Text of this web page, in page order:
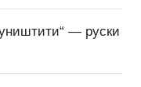
— руски